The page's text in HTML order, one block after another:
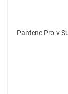
Pantene Pro-v